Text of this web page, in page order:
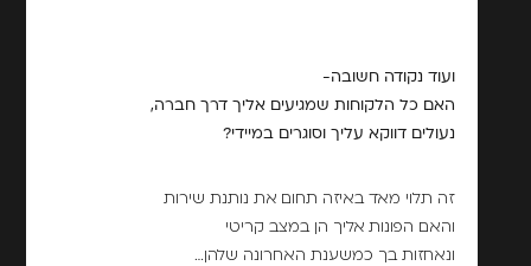
ועוד נקודה חשובה-
האם כל הלקוחות שמגיעים אליך דרך חברה,
נעולים דווקא עליך וסוגרים במיידי?
זה תלוי מאד באיזה תחום את נותנת שירות
והאם הפונות אליך הן במצב קריטי
ונאחזות בך כמשענת האחרונה שלהן…